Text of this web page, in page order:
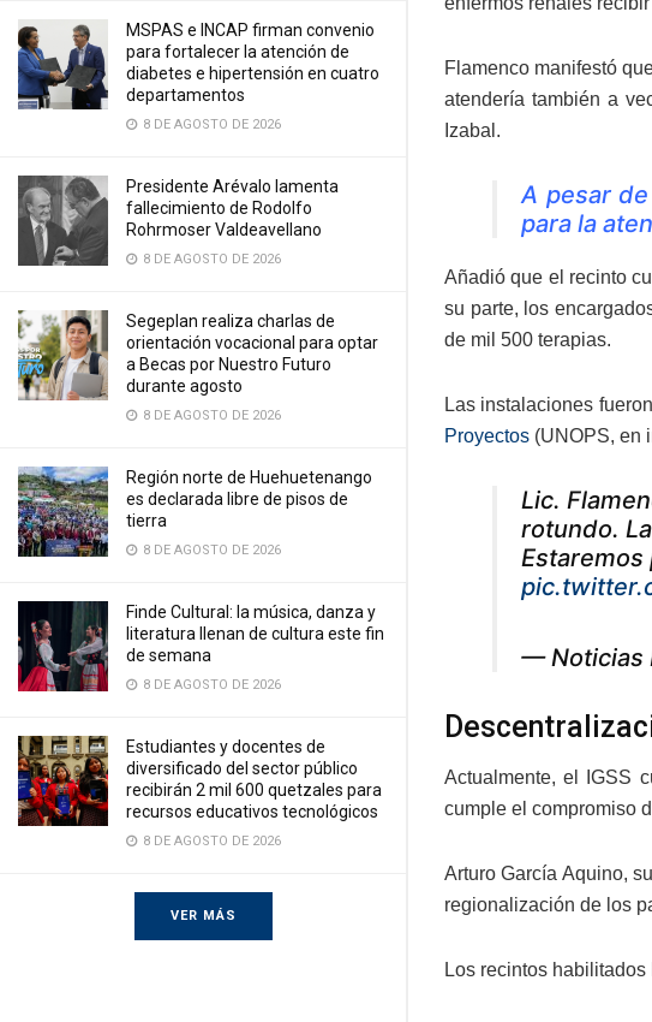
MSPAS e INCAP firman convenio
para fortalecer la atención de
diabetes e hipertensión en cuatro
departamentos
8 DE AGOSTO DE 2026
Presidente Arévalo lamenta
fallecimiento de Rodolfo
Rohrmoser Valdeavellano
8 DE AGOSTO DE 2026
Segeplan realiza charlas de
orientación vocacional para optar
a Becas por Nuestro Futuro
durante agosto
8 DE AGOSTO DE 2026
Región norte de Huehuetenango
es declarada libre de pisos de
tierra
8 DE AGOSTO DE 2026
Finde Cultural: la música, danza y
literatura llenan de cultura este fin
de semana
8 DE AGOSTO DE 2026
Estudiantes y docentes de
diversificado del sector público
recibirán 2 mil 600 quetzales para
recursos educativos tecnológicos
8 DE AGOSTO DE 2026
VER MÁS
Flamenco manifestó
atendería también a
Izabal.
A pesar
para la
Añadió que el recinto
su parte, los
de mil 500 terapias.
Las instalaciones
Proyectos (UNOPS, en
Lic.
rotundo.
— Noticias
Actualmente, el IGSS
cumple el compromiso
Arturo García Aquino,
regionalización de los
Los recintos